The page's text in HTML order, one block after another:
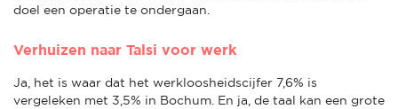
doel een operatie te ondergaan.
Verhuizen naar Talsi voor werk
Ja, het is waar dat het werkloosheidscijfer 7,6% is
vergeleken met 3,5% in Bochum. En ja, de taal kan een grote